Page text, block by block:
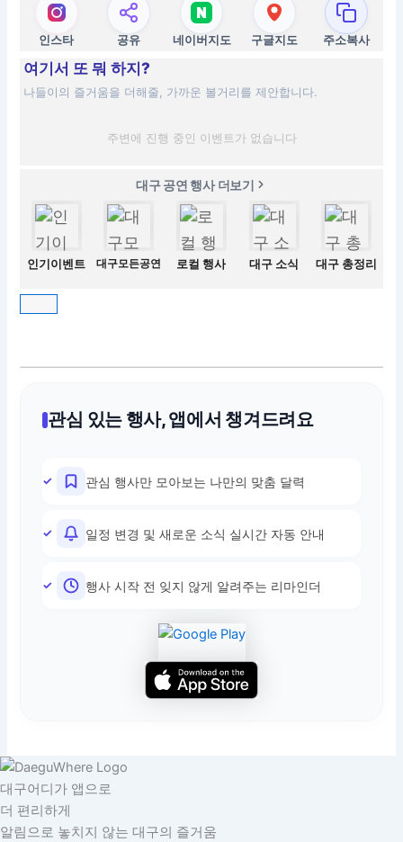
인스타 공유 네이버지도 구글지도 주소복사
여기서 또 뭐 하지?
나들이의 즐거움을 더해줄, 가까운 볼거리를 제안합니다.
주변에 진행 중인 이벤트가 없습니다
대구 공연 행사 더보기
인기이벤트 대구모든공연 로컬 행사 대구 소식 대구 총정리
관심 있는 행사, 앱에서 챙겨드려요
관심 행사만 모아보는 나만의 맞춤 달력
일정 변경 및 새로운 소식 실시간 자동 안내
행사 시작 전 잊지 않게 알려주는 리마인더
대구어디가 앱으로
더 편리하게
알림으로 놓치지 않는 대구의 즐거움